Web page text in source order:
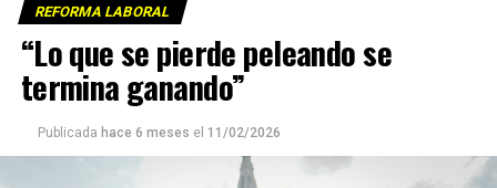
El centro porteño durante el paro.Foto: Sebastián Smok /lavaca.org
REFORMA LABORAL
“Lo que se pierde peleando se
termina ganando”
Publicada hace 6 meses el 11/02/2026